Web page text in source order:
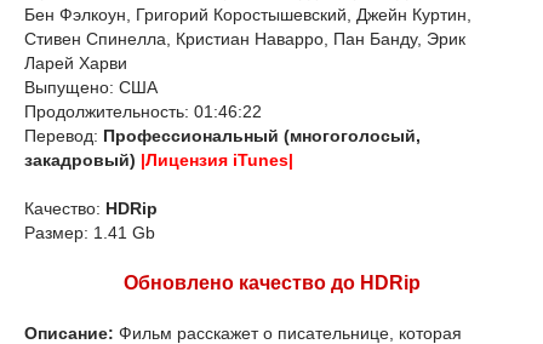
Бен Фэлкоун, Григорий Коростышевский, Джейн Куртин,
Стивен Спинелла, Кристиан Наварро, Пан Банду, Эрик
Ларей Харви
Выпущено: США
Продолжительность: 01:46:22
Перевод: Профессиональный (многоголосый,
закадровый) |Лицензия iTunes|
Качество: HDRip
Размер: 1.41 Gb
Обновлено качество до HDRip
Описание: Фильм расскажет о писательнице, которая